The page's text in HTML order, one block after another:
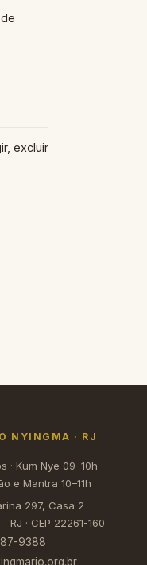
excluir
NYINGMA · RJ
· Kum Nye 09–10h
e Mantra 10–11h
297, Casa 2
RJ · CEP 22261-160
9388